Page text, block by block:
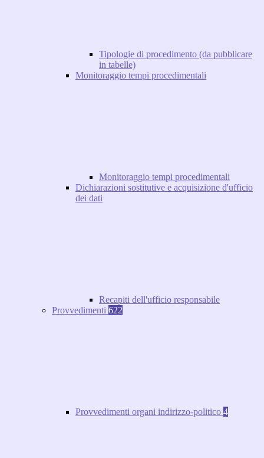
Tipologie di procedimento (da pubblicare
in tabelle)
Monitoraggio tempi procedimentali
Monitoraggio tempi procedimentali
Dichiarazioni sostitutive e acquisizione d'ufficio
dei dati
Recapiti dell'ufficio responsabile
Provvedimenti 622
Provvedimenti organi indirizzo-politico 4